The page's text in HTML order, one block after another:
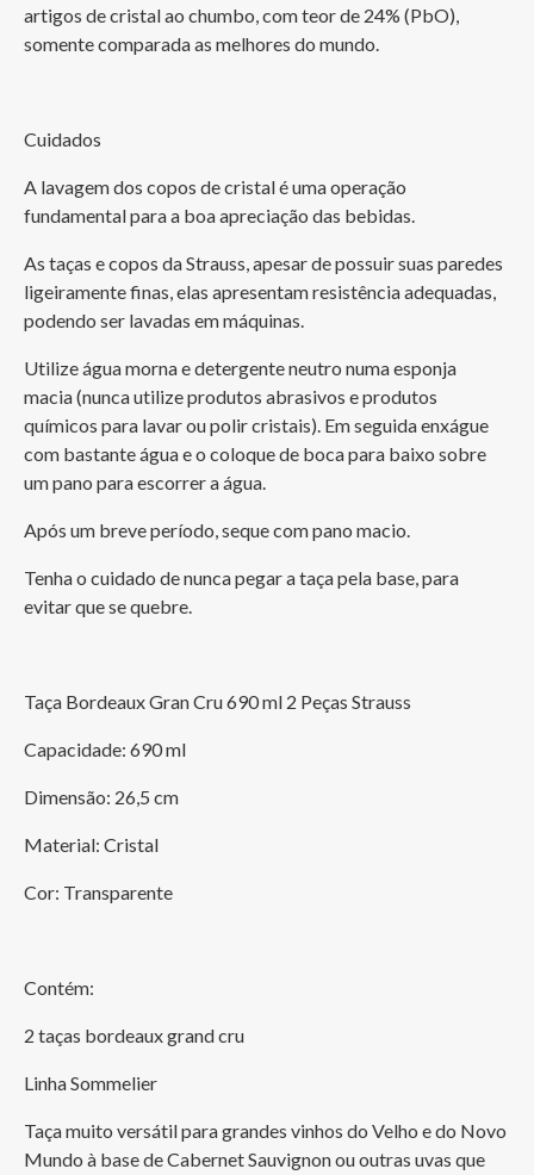
artigos de cristal ao chumbo, com teor de 24% (PbO),
somente comparada as melhores do mundo.
Cuidados
A lavagem dos copos de cristal é uma operação
fundamental para a boa apreciação das bebidas.
As taças e copos da Strauss, apesar de possuir suas paredes
ligeiramente finas, elas apresentam resistência adequadas,
podendo ser lavadas em máquinas.
Utilize água morna e detergente neutro numa esponja
macia (nunca utilize produtos abrasivos e produtos
químicos para lavar ou polir cristais). Em seguida enxágue
com bastante água e o coloque de boca para baixo sobre
um pano para escorrer a água.
Após um breve período, seque com pano macio.
Tenha o cuidado de nunca pegar a taça pela base, para
evitar que se quebre.
Taça Bordeaux Gran Cru 690 ml 2 Peças Strauss
Capacidade: 690 ml
Dimensão: 26,5 cm
Material: Cristal
Cor: Transparente
Contém:
2 taças bordeaux grand cru
Linha Sommelier
Taça muito versátil para grandes vinhos do Velho e do Novo
Mundo à base de Cabernet Sauvignon ou outras uvas que